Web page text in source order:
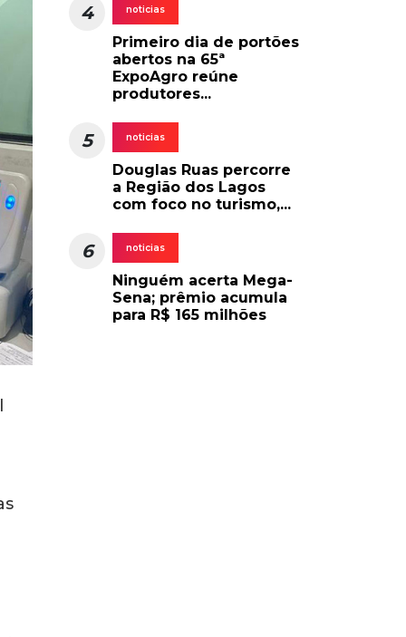
4 noticias
Primeiro dia de portões
abertos na 65ª
ExpoAgro reúne
produtores...
5 noticias
Douglas Ruas percorre
a Região dos Lagos
com foco no turismo,...
6 noticias
Ninguém acerta Mega-
Sena; prêmio acumula
para R$ 165 milhões